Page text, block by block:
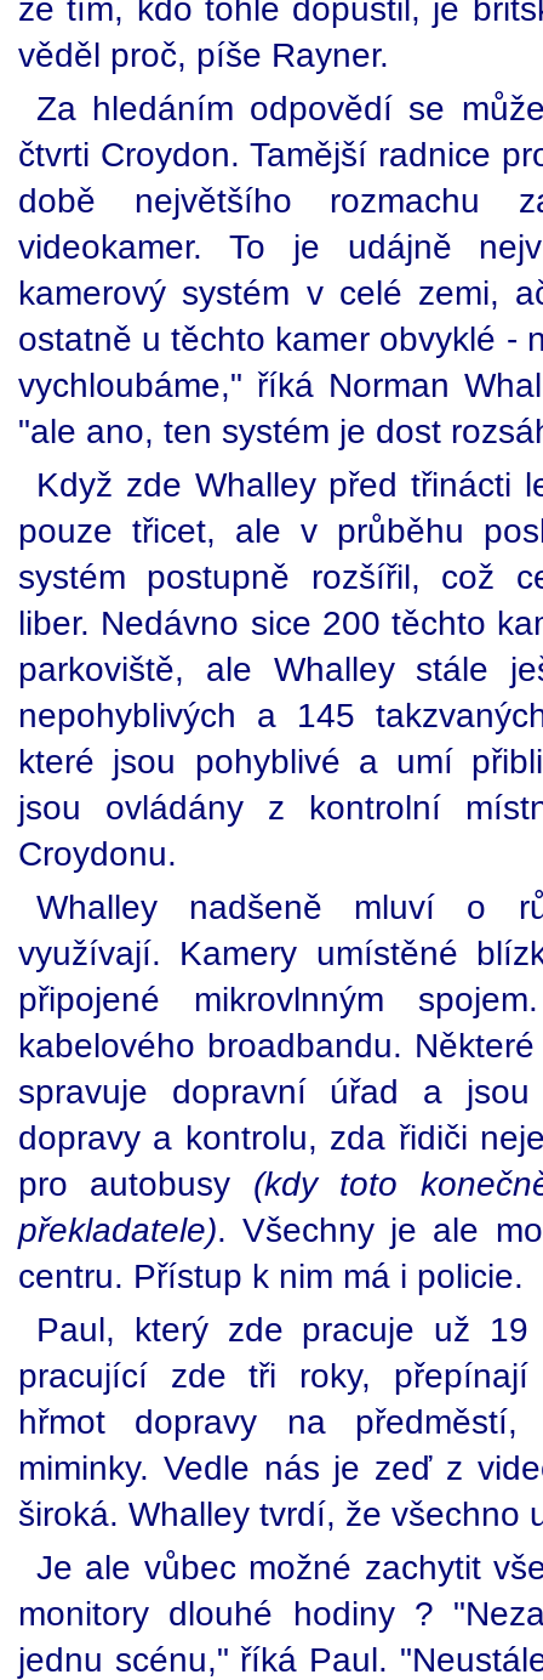
že tím, kdo tohle dopustil, je
věděl proč, píše Rayner.
Za hledáním odpovědí se
čtvrti Croydon. Tamější radnice
době největšího rozmachu
videokamer. To je udájně
kamerový systém v celé zemi,
ostatně u těchto kamer obvyklé -
vychloubáme," říká Norman
"ale ano, ten systém je dost
Když zde Whalley před třinácti
pouze třicet, ale v průběhu
systém postupně rozšířil, což
liber. Nedávno sice 200 těchto
parkoviště, ale Whalley stále
nepohyblivých a 145
které jsou pohyblivé a umí
jsou ovládány z kontrolní
Croydonu.
Whalley nadšeně mluví o
využívají. Kamery umístěné
připojené mikrovlnným
kabelového broadbandu.
spravuje dopravní úřad a
dopravy a kontrolu, zda řidiči
pro autobusy (kdy toto
překladatele). Všechny je ale
centru. Přístup k nim má i policie.
Paul, který zde pracuje už
pracující zde tři roky, přepínají
hřmot dopravy na
miminky. Vedle nás je zeď z
široká. Whalley tvrdí, že všechno
Je ale vůbec možné zachytit
monitory dlouhé hodiny ?
jednu scénu," říká Paul.